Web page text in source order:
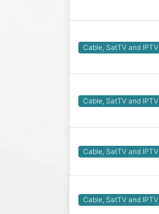
Cable, SatTV and IPTV
Cable, SatTV and IPTV
Cable, SatTV and IPTV
Cable, SatTV and IPTV